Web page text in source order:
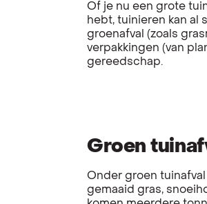
Of je nu een grote
hebt, tuinieren kan al
groenafval (zoals
verpakkingen (van
gereedschap.
Groen
Onder groen
gemaaid gras,